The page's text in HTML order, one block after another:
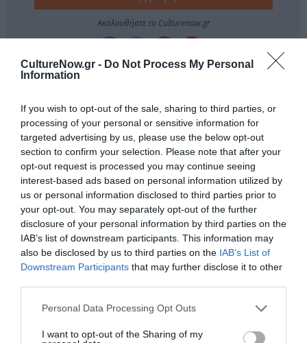
CultureNow.gr - Do Not Process My Personal
Information
If you wish to opt-out of the sale, sharing to third parties, or
processing of your personal or sensitive information for
targeted advertising by us, please use the below opt-out
section to confirm your selection. Please note that after your
opt-out request is processed you may continue seeing
interest-based ads based on personal information utilized by
us or personal information disclosed to third parties prior to
your opt-out. You may separately opt-out of the further
disclosure of your personal information by third parties on the
IAB’s list of downstream participants. This information may
also be disclosed by us to third parties on the IAB’s List of
Downstream Participants that may further disclose it to other
Personal Data Processing Opt Outs
I want to opt-out of the Sharing of my
Ακολουθήστε το Culturenow.gr
Δημοφιλή Άρθρα
O «Οιδίποδας» του
Ρόμπερτ Άικ ξανά
στη Στέγη – Με τους
Νίκο Κουρή & Μαρία
Θεοδώρα,
Αυτοκράτειρα του
Βυζαντίου: Η νέα
ελληνική όπερα του
στο θέατρο
Ολύμπια